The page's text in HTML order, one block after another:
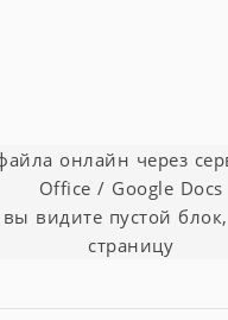
онлайн через
Office / Google Docs
видите пустой блок,
страницу